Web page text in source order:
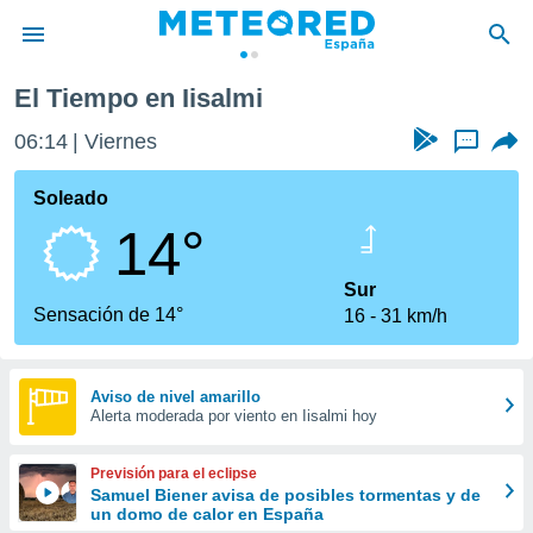
de
por
que se
calidad.
a este
las
y
digital
basada
El Tiempo en Iisalmi
06:14 Viernes ...
Soleado
14°
Sensación de 14°
Sur
16
31 km/h
Aviso de nivel amarillo
Alerta moderada por viento en Iisalmi hoy
Previsión para el eclipse
Samuel Biener avisa de posibles tormentas y de
un domo de calor en España